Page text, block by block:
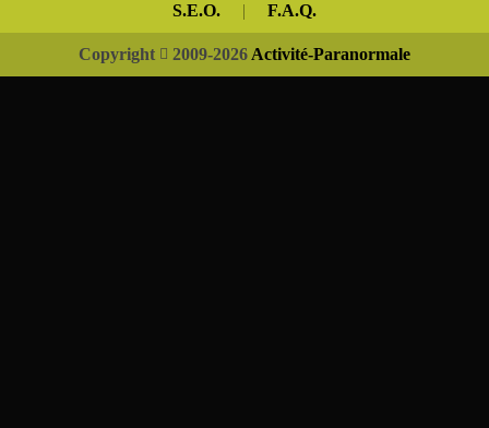
S.E.O.
| F.A.Q.
Copyright 2009-2026 Activité-Paranormale